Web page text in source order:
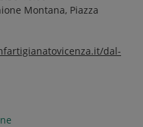
Montana, Piazza
dal-